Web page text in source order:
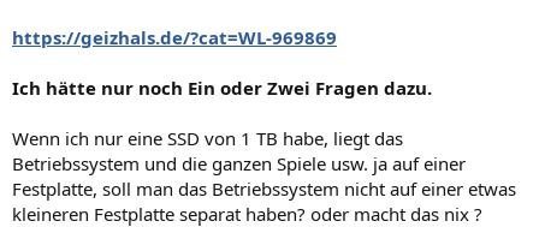
https://geizhals.de/?cat=WL-969869
Ich hätte nur noch Ein oder Zwei Fragen dazu.
Wenn ich nur eine SSD von 1 TB habe, liegt das
Betriebssystem und die ganzen Spiele usw. ja auf einer
Festplatte, soll man das Betriebssystem nicht auf einer etwas
kleineren Festplatte separat haben? oder macht das nix ?